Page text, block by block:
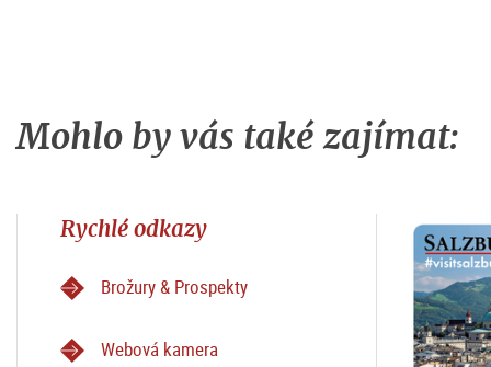
Mohlo by vás také zajímat:
Rychlé odkazy
Brožury & Prospekty
Webová kamera